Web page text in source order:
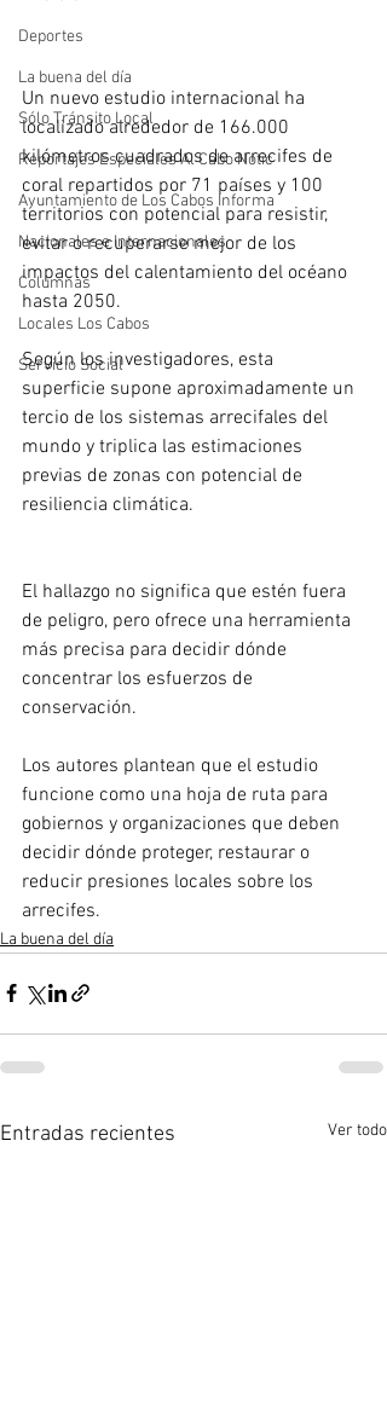
Deportes
La buena del día
Sólo Tránsito Local
Reportajes Especiales Al Cabo Notic
Ayuntamiento de Los Cabos Informa
Nacionales e Internacionales
Columnas
Locales Los Cabos
Servicio Social
Un nuevo estudio internacional ha
localizado alrededor de 166.000
kilómetros cuadrados de arrecifes de
coral repartidos por 71 países y 100
territorios con potencial para resistir,
evitar o recuperarse mejor de los
impactos del calentamiento del océano
hasta 2050.
Según los investigadores, esta
superficie supone aproximadamente un
tercio de los sistemas arrecifales del
mundo y triplica las estimaciones
previas de zonas con potencial de
resiliencia climática.
El hallazgo no significa que estén fuera
de peligro, pero ofrece una herramienta
más precisa para decidir dónde
concentrar los esfuerzos de
conservación.
Los autores plantean que el estudio
funcione como una hoja de ruta para
gobiernos y organizaciones que deben
decidir dónde proteger, restaurar o
reducir presiones locales sobre los
arrecifes.
La buena del día
Entradas recientes Ver todo